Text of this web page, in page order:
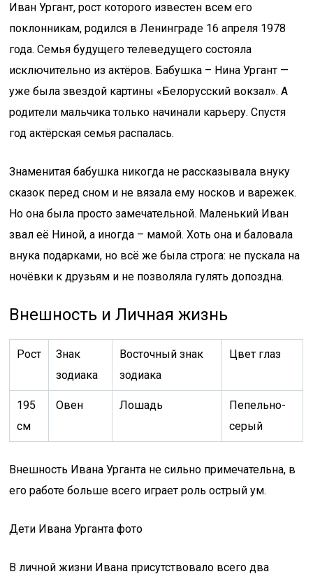
Иван Ургант, рост которого известен всем его
поклонникам, родился в Ленинграде 16 апреля 1978
года. Семья будущего телеведущего состояла
исключительно из актёров. Бабушка – Нина Ургант —
уже была звездой картины «Белорусский вокзал». А
родители мальчика только начинали карьеру. Спустя
год актёрская семья распалась.
Знаменитая бабушка никогда не рассказывала внуку
сказок перед сном и не вязала ему носков и варежек.
Но она была просто замечательной. Маленький Иван
звал её Ниной, а иногда – мамой. Хоть она и баловала
внука подарками, но всё же была строга: не пускала на
ночёвки к друзьям и не позволяла гулять допоздна.
Внешность и Личная жизнь
Рост
Знак
зодиака
Восточный знак
зодиака
Цвет глаз
195
см
Овен Лошадь
Пепельно-
серый
Внешность Ивана Урганта не сильно примечательна, в
его работе больше всего играет роль острый ум.
Дети Ивана Урганта фото
В личной жизни Ивана присутствовало всего два